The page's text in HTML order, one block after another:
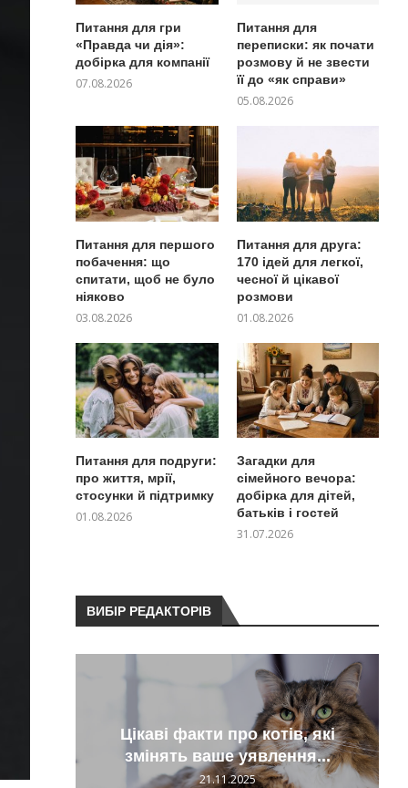
Питання для гри
«Правда чи дія»:
добірка для компанії
07.08.2026
Питання для
переписки: як почати
розмову й не звести
її до «як справи»
05.08.2026
Питання для першого
побачення: що
спитати, щоб не було
ніяково
03.08.2026
Питання для друга:
170 ідей для легкої,
чесної й цікавої
розмови
01.08.2026
Питання для подруги:
про життя, мрії,
стосунки й підтримку
01.08.2026
Загадки для
сімейного вечора:
добірка для дітей,
батьків і гостей
31.07.2026
ВИБІР РЕДАКТОРІВ
Цікаві факти про котів, які
змінять ваше уявлення...
21.11.2025